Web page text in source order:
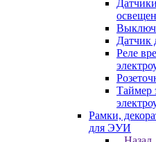
Датчик
Реле
Таймер
Рамки,
для ЭУИ